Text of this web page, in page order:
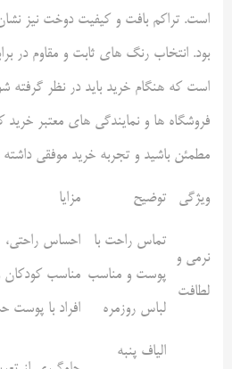
است. تراکم بافت و کیفیت دوخت نیز
بود. انتخاب رنگ های ثابت و مقاوم در
است که هنگام خرید باید در نظر گرفته
فروشگاه ها و نمایندگی های معتبر
مطمئن باشید و تجربه خرید موفقی داشته
ویژگی توضیح مزایا
نرمی و
لطافت
تماس راحت با
پوست و مناسب
لباس روزمره
احساس راحتی،
مناسب کودکان
افراد با پوست
الیاف پنبه